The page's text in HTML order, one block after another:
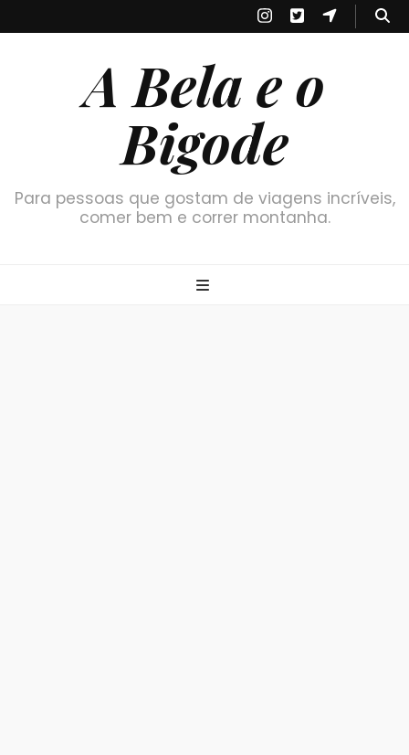
A Bela e o
Bigode
Para pessoas que gostam de viagens incríveis,
comer bem e correr montanha.